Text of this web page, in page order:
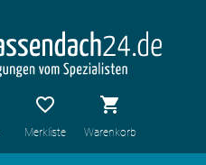
favorite_border
Merkliste
shopping_cart
Warenkorb